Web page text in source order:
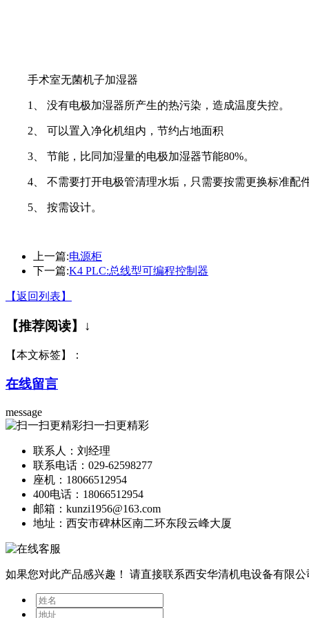
手术室无菌机子加湿器
1、 没有电极加湿器所产生的热污染，造成温度失控。
2、 可以置入净化机组内，节约占地面积
3、 节能，比同加湿量的电极加湿器节能80%。
4、 不需要打开电极管清理水垢，只需要按需更换标准配
5、 按需设计。
上一篇:电源柜
下一篇:K4 PLC:总线型可编程控制器
【返回列表】
【推荐阅读】↓
【本文标签】：
在线留言
message
扫一扫更精彩
联系人：刘经理
联系电话：029-62598277
座机：18066512954
400电话：18066512954
邮箱：kunzi1956@163.com
地址：西安市碑林区南二环东段云峰大厦
如果您对此产品感兴趣！ 请直接联系西安华清机电设备有限公